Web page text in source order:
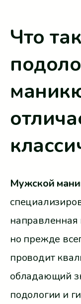
маникюра
Что
Мужской
направленная
но прежде
проводит
обладающий
подологии и